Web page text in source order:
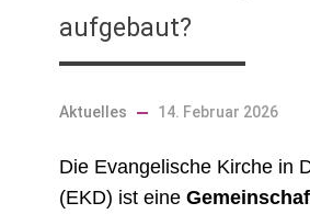
aufgebaut?
Aktuelles 14. Februar 2026
Die Evangelische Kirche in
(EKD) ist eine